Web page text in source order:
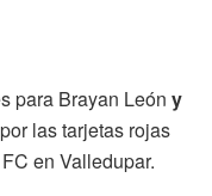
para Brayan León y
las tarjetas rojas
en Valledupar.